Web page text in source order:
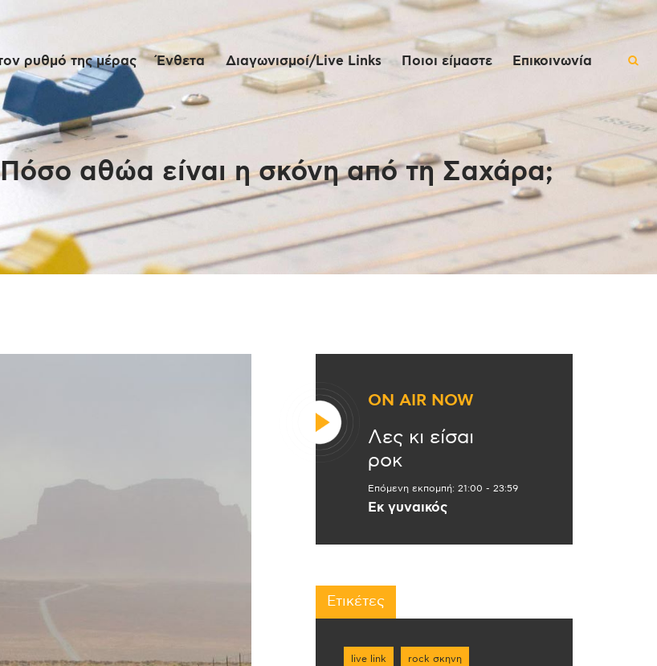
ρυθμό της μέρας Ένθετα Διαγωνισμοί/Live Links Ποιοι είμαστε Επικοινωνία
αθώα είναι η σκόνη από τη Σαχάρα;
ρυθμό της
Live
ON AIR NOW
Λες κι είσαι
ροκ
Επόμενη εκπομπή: 21:00 - 23:59
Εκ γυναικός
Ετικέτες
live link rock σκηνη